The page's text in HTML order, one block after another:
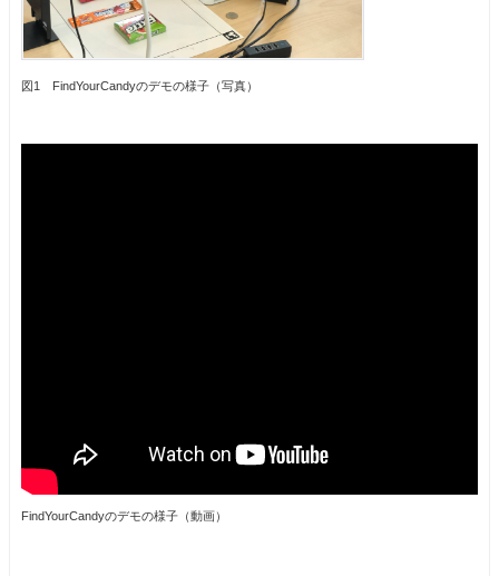
図1 FindYourCandyのデモの様子（写真）
FindYourCandyのデモの様子（動画）